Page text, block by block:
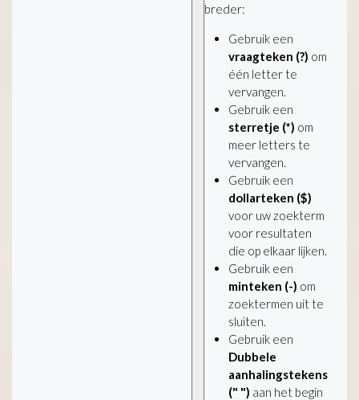
breder:
Gebruik een
vraagteken (?) om
één letter te
vervangen.
Gebruik een
sterretje (*) om
meer letters te
vervangen.
Gebruik een
dollarteken ($)
voor uw zoekterm
voor resultaten
die op elkaar lijken.
Gebruik een
minteken (-) om
zoektermen uit te
sluiten.
Gebruik een
Dubbele
aanhalingstekens
(" ") aan het begin